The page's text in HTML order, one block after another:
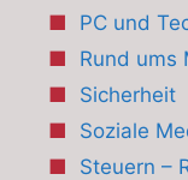
PC und
Rund ums
Sicherheit
Soziale
Steuern –